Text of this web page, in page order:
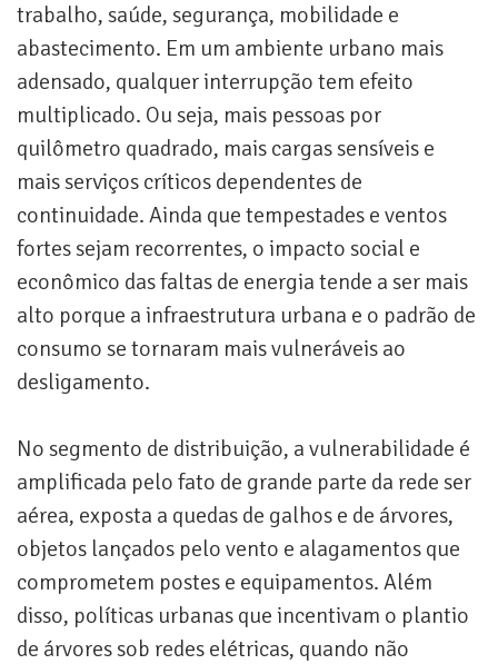
trabalho, saúde, segurança, mobilidade e
abastecimento. Em um ambiente urbano mais
adensado, qualquer interrupção tem efeito
multiplicado. Ou seja, mais pessoas por
quilômetro quadrado, mais cargas sensíveis e
mais serviços críticos dependentes de
continuidade. Ainda que tempestades e ventos
fortes sejam recorrentes, o impacto social e
econômico das faltas de energia tende a ser mais
alto porque a infraestrutura urbana e o padrão de
consumo se tornaram mais vulneráveis ao
desligamento.
No segmento de distribuição, a vulnerabilidade é
amplificada pelo fato de grande parte da rede ser
aérea, exposta a quedas de galhos e de árvores,
objetos lançados pelo vento e alagamentos que
comprometem postes e equipamentos. Além
disso, políticas urbanas que incentivam o plantio
de árvores sob redes elétricas, quando não